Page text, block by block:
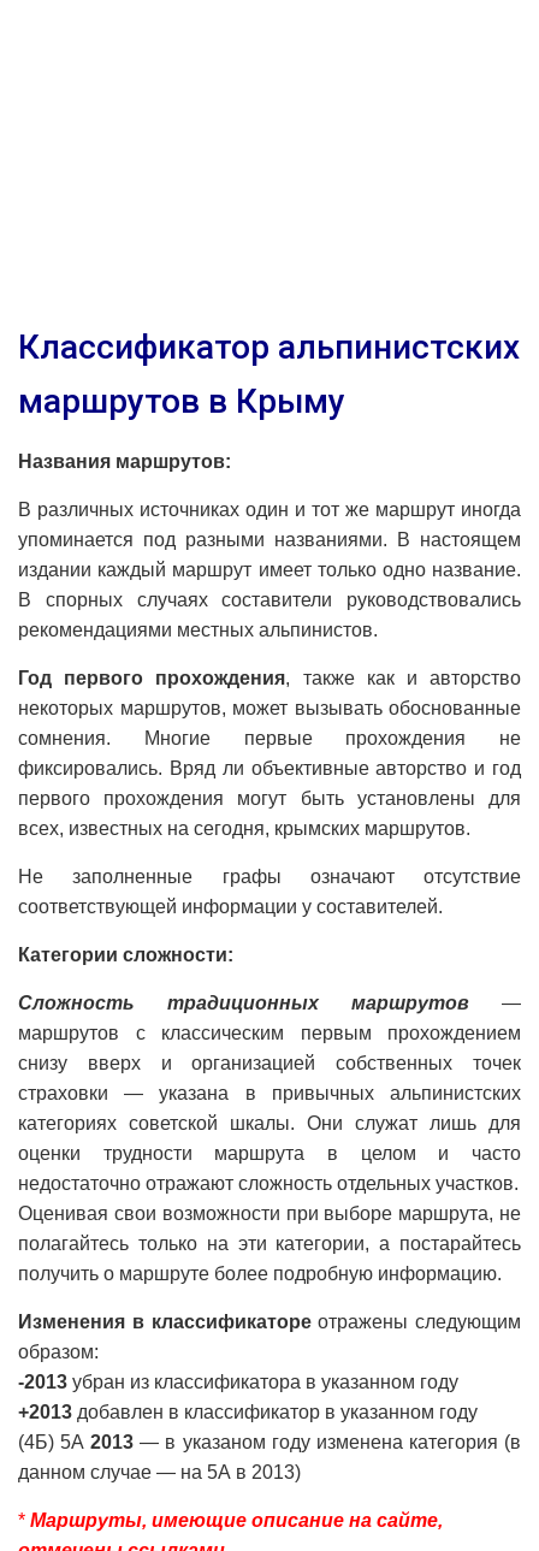
Классификатор альпинистских
маршрутов в Крыму
Названия маршрутов:
В различных источниках один и тот же маршрут иногда
упоминается под разными названиями. В настоящем
издании каждый маршрут имеет только одно название.
В спорных случаях составители руководствовались
рекомендациями местных альпинистов.
Год первого прохождения, также как и авторство
некоторых маршрутов, может вызывать обоснованные
сомнения. Многие первые прохождения не
фиксировались. Вряд ли объективные авторство и год
первого прохождения могут быть установлены для
всех, известных на сегодня, крымских маршрутов.
Не заполненные графы означают отсутствие
соответствующей информации у составителей.
Категории сложности:
Сложность традиционных маршрутов —
маршрутов с классическим первым прохождением
снизу вверх и организацией собственных точек
страховки — указана в привычных альпинистских
категориях советской шкалы. Они служат лишь для
оценки трудности маршрута в целом и часто
недостаточно отражают сложность отдельных участков.
Оценивая свои возможности при выборе маршрута, не
полагайтесь только на эти категории, а постарайтесь
получить о маршруте более подробную информацию.
Изменения в классификатореотражены следующим
образом:
-2013 убран из классификатора в указанном году
+2013 добавлен в классификатор в указанном году
(4Б) 5А2013 — в указаном году изменена категория (в
данном случае — на 5А в 2013)
* Маршруты, имеющие описание на сайте,